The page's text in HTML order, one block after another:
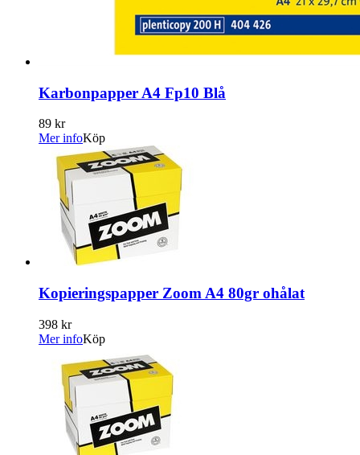
Karbonpapper A4 Fp10 Blå
89 kr
Mer infoKöp
Kopieringspapper Zoom A4 80gr ohålat
398 kr
Mer infoKöp